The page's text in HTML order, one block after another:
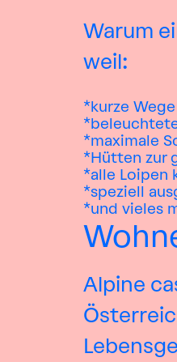
Warum
weil:
kurze
maximale
Hütten zur
alle Loipen
speziell
und vieles
Alpine